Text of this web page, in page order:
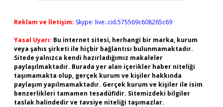
Reklam ve İletişim: Skype: live:.cid.575569c608265c69
Yasal Uyarı: Bu internet sitesi, herhangi bir marka, kurum
veya şahıs şirketi ile hiçbir bağlantısı bulunmamaktadır.
Sitede yalnızca kendi hazırladığımız makaleler
paylaşılmaktadır. Burada yer alan içerikler haber niteliği
taşımamakta olup, gerçek kurum ve kişiler hakkında
paylaşım yapılmamaktadır. Gerçek kurum ve kişiler ile isim
benzerlikleri tamamen tesadüfidir. Sitemizdeki bilgiler
taslak halindedir ve tavsiye niteliği taşımazlar.